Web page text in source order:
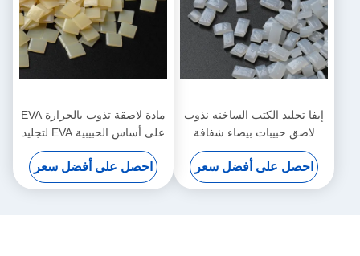
إيفا تجليد الكتب الساخنه نذوب
لاصق حبيبات بيضاء شفافة
احصل على أفضل سعر
مادة لاصقة تذوب بالحرارة EVA
على أساس الحبيبية EVA لتجليد
الكتب
احصل على أفضل سعر